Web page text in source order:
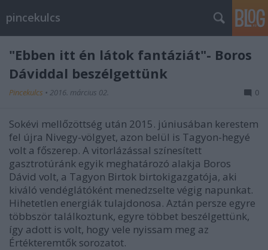
pincekulcs
"Ebben itt én látok fantáziát"- Boros
Dáviddal beszélgettünk
Pincekulcs • 2016. március 02. 0
Sokévi mellőzöttség után 2015. júniusában kerestem
fel újra Nivegy-völgyet, azon belül is Tagyon-hegyé
volt a főszerep. A vitorlázással színesített
gasztrotúránk egyik meghatározó alakja Boros
Dávid volt, a Tagyon Birtok birtokigazgatója, aki
kiváló vendéglátóként menedzselte végig napunkat.
Hihetetlen energiák tulajdonosa. Aztán persze egyre
többször találkoztunk, egyre többet beszélgettünk,
így adott is volt, hogy vele nyissam meg az
Értékteremtők sorozatot.